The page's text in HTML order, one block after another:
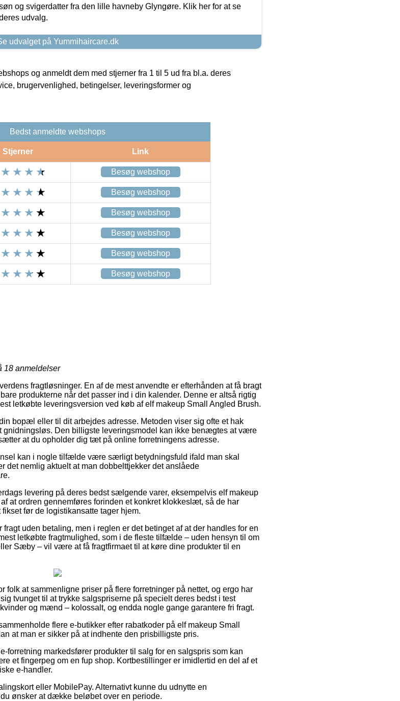
og svigerdatter fra den lille havneby Glyngøre. Klik her for at se
udvalg.
udvalget på Yummihaircare.dk
og anmeldt dem med stjerner fra 1 til 5 ud fra bl.a. deres
brugervenlighed, betingelser, leveringsformer og
Bedst anmeldte webshops
Stjerner Link
Besøg webshop
Besøg webshop
Besøg webshop
Besøg webshop
Besøg webshop
Besøg webshop
18 anmeldelser
fragtløsninger. En af de mest anvendte er efterhånden at få bragt
produkterne når det passer ind i din kalender. Denne er altså rigtig
letkøbte leveringsversion ved køb af elf makeup Small Angled Brush.
bopæl eller til dit arbejdes adresse. Metoden viser sig ofte et hak
gnidningsløs. Den billigste leveringsmodel kan ikke benægtes at være
at du opholder dig tæt på online forretningens adresse.
kan i nogle tilfælde være særligt betydningsfuld ifald man skal
det nemlig aktuelt at man dobbelttjekker det anslåede
levering på deres bedst sælgende varer, eksempelvis elf makeup
at ordren gennemføres forinden et konkret klokkeslæt, så de har
før de logistikansatte tager hjem.
uden betaling, men i reglen er det betinget af at der handles for en
letkøbte fragtmulighed, som i de fleste tilfælde – uden hensyn til om
Sæby – vil være at få fragtfirmaet til at køre dine produkter til en
folk at sammenligne priser på flere forretninger på nettet, og ergo har
tvunget til at trykke salgspriserne på specielt deres bedst i test
og mænd – kolossalt, og endda nogle gange garantere fri fragt.
flere e-butikker efter rabatkoder på elf makeup Small
at man er sikker på at indhente den prisbilligste pris.
forretning markedsfører produkter til salg for en salgspris som kan
et fingerpeg om en fup shop. Kortbestillinger er imidlertid en del af et
e-handler.
eller MobilePay. Alternativt kunne du udnytte en
ønsker at dække beløbet over en periode.